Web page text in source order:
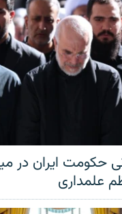
حکومت ایران در
علمداری